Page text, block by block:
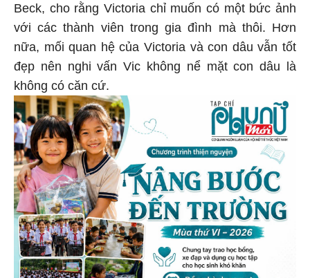
Beck, cho rằng Victoria chỉ muốn có một bức ảnh
với các thành viên trong gia đình mà thôi. Hơn
nữa, mối quan hệ của Victoria và con dâu vẫn tốt
đẹp nên nghi vấn Vic không nể mặt con dâu là
không có căn cứ.